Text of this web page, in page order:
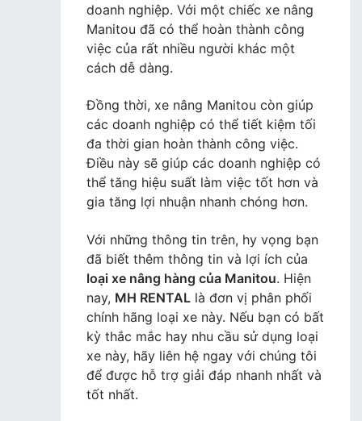
doanh nghiệp. Với một chiếc xe nâng
Manitou đã có thể hoàn thành công
việc của rất nhiều người khác một
cách dễ dàng.
Đồng thời, xe nâng Manitou còn giúp
các doanh nghiệp có thể tiết kiệm tối
đa thời gian hoàn thành công việc.
Điều này sẽ giúp các doanh nghiệp có
thể tăng hiệu suất làm việc tốt hơn và
gia tăng lợi nhuận nhanh chóng hơn.
Với những thông tin trên, hy vọng bạn
đã biết thêm thông tin và lợi ích của
loại xe nâng hàng của Manitou. Hiện
nay, MH RENTAL là đơn vị phân phối
chính hãng loại xe này. Nếu bạn có bất
kỳ thắc mắc hay nhu cầu sử dụng loại
xe này, hãy liên hệ ngay với chúng tôi
để được hỗ trợ giải đáp nhanh nhất và
tốt nhất.